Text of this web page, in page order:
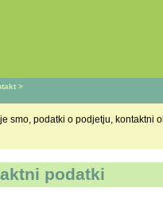
>
smo, podatki o podjetju, kontaktni
podatki